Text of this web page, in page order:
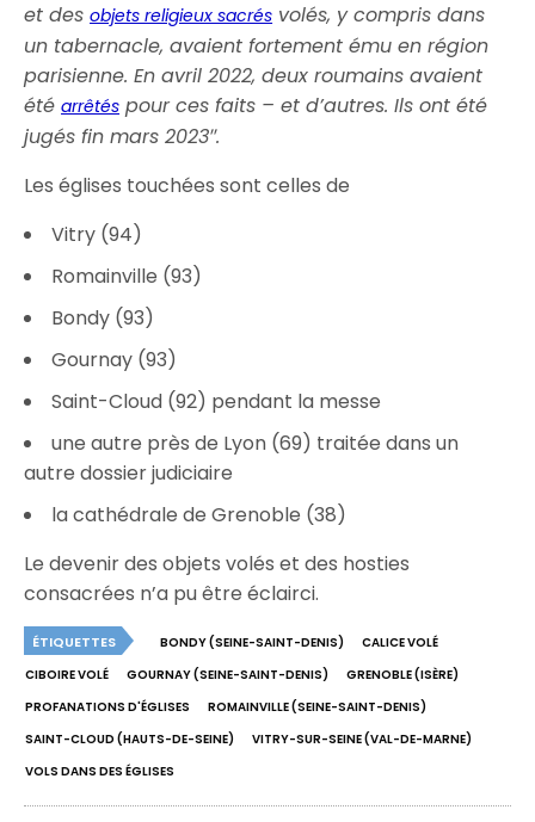
et desobjets religieux sacrés volés, y compris dans
un tabernacle, avaient fortement ému en région
parisienne. En avril 2022, deux roumains avaient
étéarrêtés pour ces faits – et d’autres. Ils ont été
jugés fin mars 2023″.
Les églises touchées sont celles de
Vitry (94)
Romainville (93)
Bondy (93)
Gournay (93)
Saint-Cloud (92) pendant la messe
une autre près de Lyon (69) traitée dans un
autre dossier judiciaire
la cathédrale de Grenoble (38)
Le devenir des objets volés et des hosties
consacrées n’a pu être éclairci.
ÉTIQUETTES BONDY (SEINE-SAINT-DENIS)
CALICE VOLÉ
CIBOIRE VOLÉ
GOURNAY (SEINE-SAINT-DENIS)
GRENOBLE (ISÈRE)
PROFANATIONS D'ÉGLISES
ROMAINVILLE (SEINE-SAINT-DENIS)
SAINT-CLOUD (HAUTS-DE-SEINE)
VITRY-SUR-SEINE (VAL-DE-MARNE)
VOLS DANS DES ÉGLISES